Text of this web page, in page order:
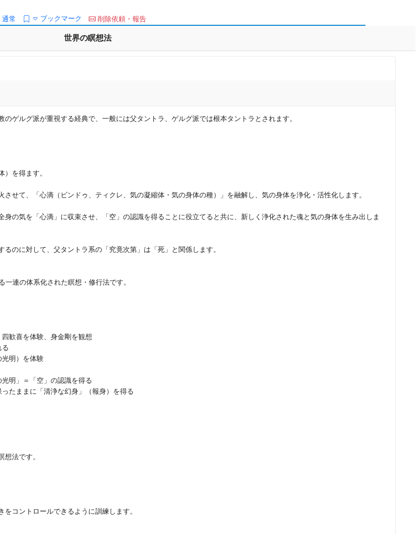
通常 ブックマーク 削除依頼・報告